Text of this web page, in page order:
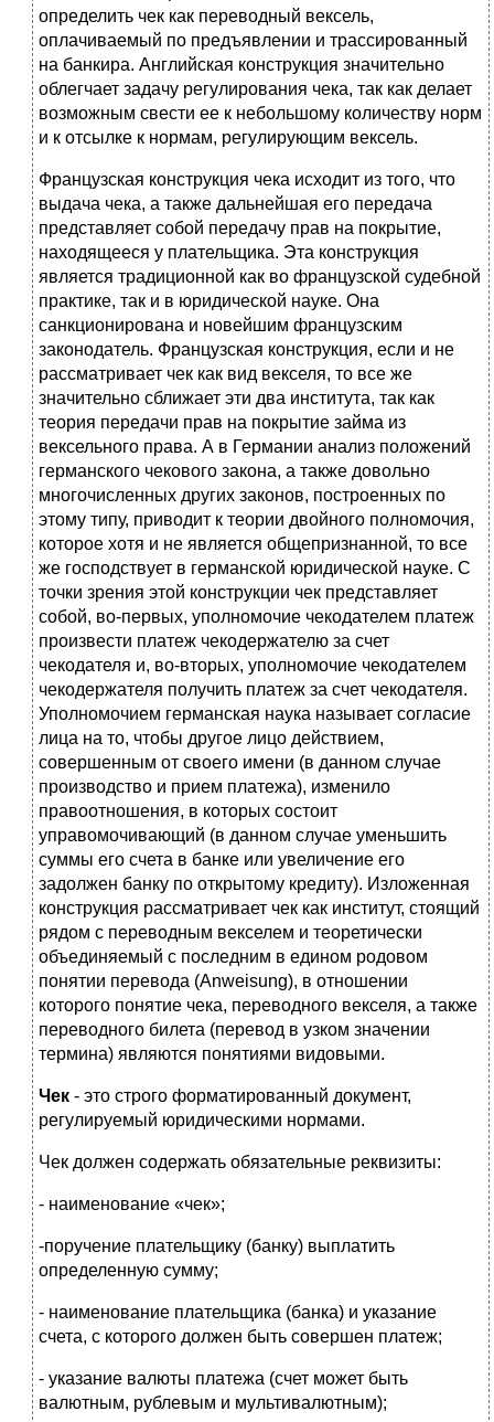
определить чек как переводный вексель,
оплачиваемый по предъявлении и трассированный
на банкира. Английская конструкция значительно
облегчает задачу регулирования чека, так как делает
возможным свести ее к небольшому количеству норм
и к отсылке к нормам, регулирующим вексель.
Французская конструкция чека исходит из того, что
выдача чека, а также дальнейшая его передача
представляет собой передачу прав на покрытие,
находящееся у плательщика. Эта конструкция
является традиционной как во французской судебной
практике, так и в юридической науке. Она
санкционирована и новейшим французским
законодатель. Французская конструкция, если и не
рассматривает чек как вид векселя, то все же
значительно сближает эти два института, так как
теория передачи прав на покрытие займа из
вексельного права. А в Германии анализ положений
германского чекового закона, а также довольно
многочисленных других законов, построенных по
этому типу, приводит к теории двойного полномочия,
которое хотя и не является общепризнанной, то все
же господствует в германской юридической науке. С
точки зрения этой конструкции чек представляет
собой, во-первых, уполномочие чекодателем платеж
произвести платеж чекодержателю за счет
чекодателя и, во-вторых, уполномочие чекодателем
чекодержателя получить платеж за счет чекодателя.
Уполномочием германская наука называет согласие
лица на то, чтобы другое лицо действием,
совершенным от своего имени (в данном случае
производство и прием платежа), изменило
правоотношения, в которых состоит
управомочивающий (в данном случае уменьшить
суммы его счета в банке или увеличение его
задолжен банку по открытому кредиту). Изложенная
конструкция рассматривает чек как институт, стоящий
рядом с переводным векселем и теоретически
объединяемый с последним в едином родовом
понятии перевода (Anweisung), в отношении
которого понятие чека, переводного векселя, а также
переводного билета (перевод в узком значении
термина) являются понятиями видовыми.
Чек - это строго форматированный документ,
регулируемый юридическими нормами.
Чек должен содержать обязательные реквизиты:
- наименование «чек»;
-поручение плательщику (банку) выплатить
определенную сумму;
- наименование плательщика (банка) и указание
счета, с которого должен быть совершен платеж;
- указание валюты платежа (счет может быть
валютным, рублевым и мультивалютным);